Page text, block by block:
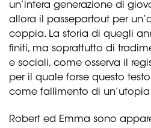
un’intera generazione di
allora il passepartout per
coppia. La storia di quegli
finiti, ma soprattutto di
e sociali, come osserva il
per il quale forse questo
come fallimento di un’utopia
Robert ed Emma sono